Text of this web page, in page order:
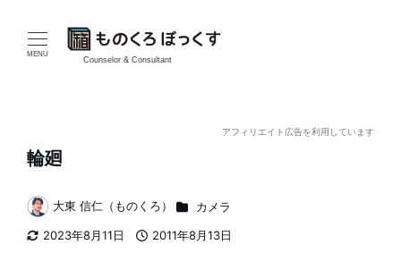
MENU
Counselor & Consultant
アフィリエイト広告を利用しています
輪廻
2023年8月11日
2011年8月13日
著
者
大東 信仁（ものくろ） カテゴリー
カメラ